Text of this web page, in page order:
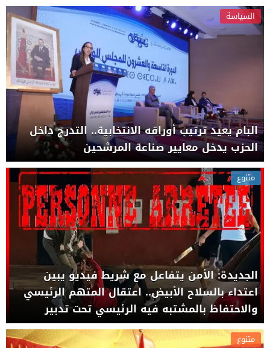
السياسة
البام يعيد ترتيب أوراقه الانتخابية.. التدرج داخل
الحزب يدخل معايير صناعة المرشحين
متنوع
الجديدة: الأمن يتفاعل مع شريط فيديو يبين
اعتداء بالسلاح الأبيض.. اعتقال المتهم الرئيسي
والاحتفاظ بالمشتبه فيه الرئيسي تحت تدبير
الحراسة
متنوع